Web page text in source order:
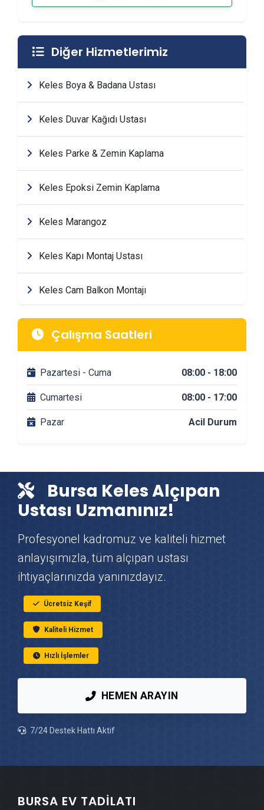
Diğer Hizmetlerimiz
Keles Boya & Badana Ustası
Keles Duvar Kağıdı Ustası
Keles Parke & Zemin Kaplama
Keles Epoksi Zemin Kaplama
Keles Marangoz
Keles Kapı Montaj Ustası
Keles Cam Balkon Montajı
Keles Banyo Tadilatı
Keles DuşaKabin Montajı
Keles Vinç Kiralama
Keles Çatı Ustası
Keles Fayans & Seramik Ustası
Keles Prefabrik Ev Yapımı
Keles Ahşap Ev Yapımı
Keles Peyzaj Hizmetleri
Keles Mantolama Ustası
Keles Şömine Yapımı
Keles Mermer & Doğal Taş
Çalışma Saatleri
Pazartesi - Cuma 08:00 - 18:00
Cumartesi 08:00 - 17:00
Pazar Acil Durum
Bursa Keles Alçıpan
Ustası Uzmanınız!
Profesyonel kadromuz ve kaliteli hizmet
anlayışımızla, tüm alçıpan ustası
ihtiyaçlarınızda yanınızdayız.
Ücretsiz Keşif
Kaliteli Hizmet
Hızlı İşlemler
HEMEN ARAYIN
7/24 Destek Hattı Aktif
BURSA EV TADILATI